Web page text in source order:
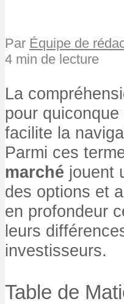
Par Équipe de
4 min de lecture
La
pour quiconque
facilite la
Parmi ces
marché jouent
des options et
en profondeur
leurs
investisseurs.
Table de